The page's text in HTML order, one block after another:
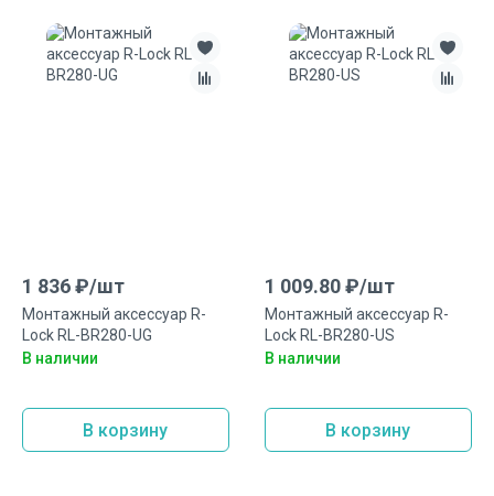
1 836₽/шт
Монтажный аксесcуар R-
Lock RL-BR280-UG
В наличии
В корзину
1 009.80₽/шт
Монтажный аксеcсуар R-
Lock RL-BR280-US
В наличии
В корзину